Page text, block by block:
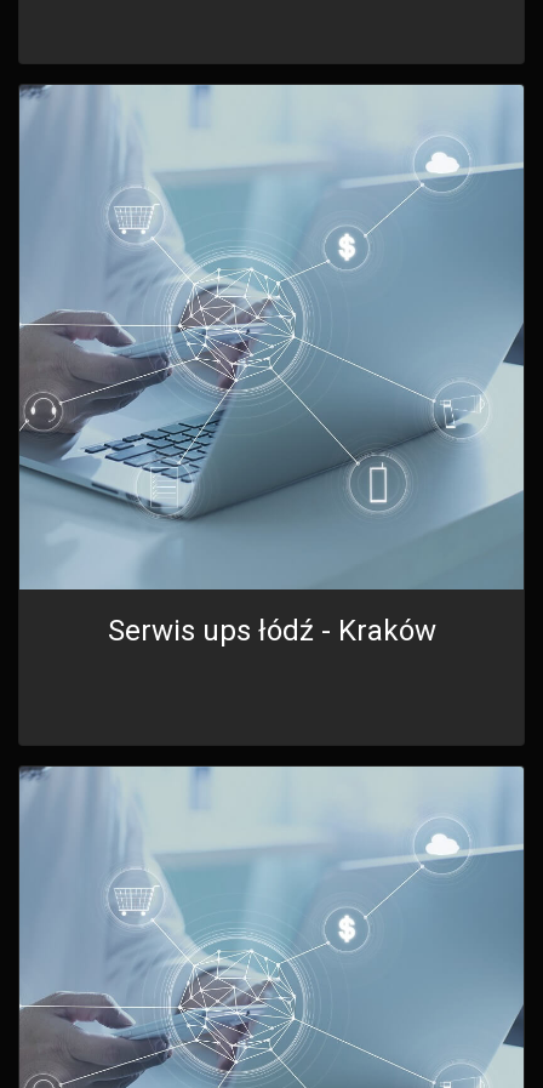
Serwis ups łódź - Kraków